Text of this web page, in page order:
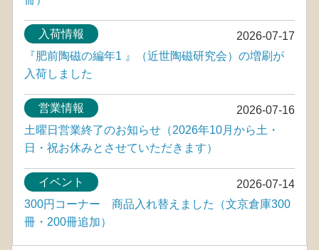
2026-07-17
入荷情報
『肥前陶磁の編年1 』（近世陶磁研究会）の増刷が
入荷しました
2026-07-16
営業情報
土曜日営業終了のお知らせ（2026年10月から土・
日・祝お休みとさせていただきます）
2026-07-14
イベント
300円コーナー 商品入れ替えました（文京倉庫300
冊・200冊追加）